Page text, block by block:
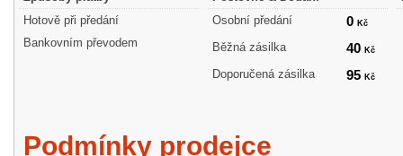
Hotově při předání
Bankovním převodem
Osobní předání
0 Kč
Běžná zásilka 40 Kč
Doporučená zásilka 95 Kč
Podmínky prodejce